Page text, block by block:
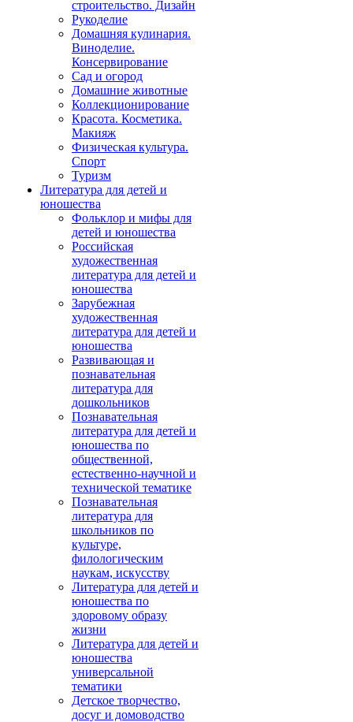
строительство. Дизайн
Рукоделие
Домашняя кулинария.
Виноделие.
Консервирование
Сад и огород
Домашние животные
Коллекционирование
Красота. Косметика.
Макияж
Физическая культура.
Спорт
Туризм
Литература для детей и
юношества
Фольклор и мифы для
детей и юношества
Российская
художественная
литература для детей и
юношества
Зарубежная
художественная
литература для детей и
юношества
Развивающая и
познавательная
литература для
дошкольников
Познавательная
литература для детей и
юношества по
общественной,
естественно-научной и
технической тематике
Познавательная
литература для
школьников по
культуре,
филологическим
наукам, искусству
Литература для детей и
юношества по
здоровому образу
жизни
Литература для детей и
юношества
универсальной
тематики
Детское творчество,
досуг и домоводство